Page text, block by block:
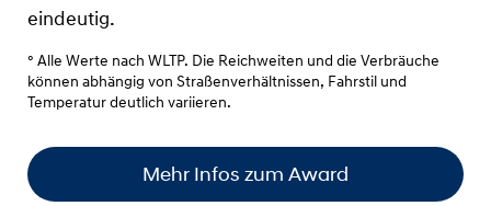
eindeutig.
° Alle Werte nach WLTP. Die Reichweiten und die Verbräuche
können abhängig von Straßenverhältnissen, Fahrstil und
Temperatur deutlich variieren.
Mehr Infos zum Award